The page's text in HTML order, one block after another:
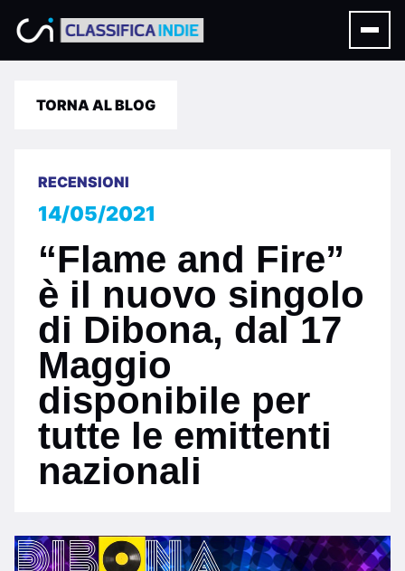
TORNA AL BLOG
RECENSIONI
14/05/2021
“Flame and Fire”
è il nuovo singolo
di Dibona, dal 17
Maggio
disponibile per
tutte le emittenti
nazionali